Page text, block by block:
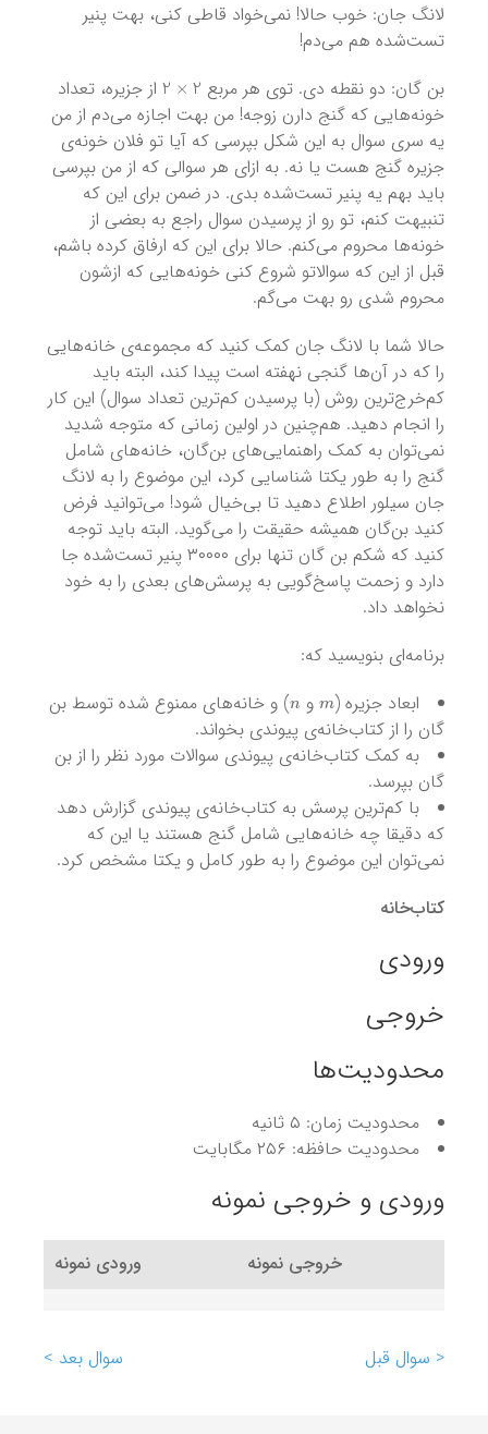
لانگ جان: خوب حالا! نمی‌خواد قاطی کنی، بهت پنیر
تست‌شده هم می‌دم!
بن گان: دو نقطه دی. توی هر مربع
2از جزیره، تعداد
خونه‌هایی که گنج دارن زوجه! من بهت اجازه می‌دم از من
یه سری سوال به این شکل بپرسی که ‌آیا تو فلان خونه‌ی
جزیره گنج هست یا نه. به ازای هر سوالی که از من بپرسی
باید بهم یه پنیر تست‌شده بدی. در ضمن برای این که
تنبیهت کنم، تو رو از پرسیدن سوال راجع به بعضی از
خونه‌ها محروم می‌کنم. حالا برای این که ارفاق کرده باشم،
قبل از این که سوالاتو شروع کنی خونه‌هایی که ازشون
محروم شدی رو بهت می‌گم.
حالا شما با لانگ جان کمک کنید که مجموعه‌ی خانه‌‌هایی
را که در آن‌ها گنجی نهفته است پیدا کند، البته باید
کم‌خرج‌ترین روش (با پرسیدن کم‌ترین تعداد سوال) این کار
را انجام دهید. هم‌چنین در اولین زمانی که متوجه شدید
نمی‌توان به کمک راهنمایی‌های بن‌گان، خانه‌های شامل
گنج را به طور یکتا شناسایی کرد، این موضوع را به لانگ‌
جان سیلور اطلاع دهید تا بی‌خیال شود! می‌توانید فرض
کنید بن‌گان همیشه حقیقت را می‌گوید. البته باید توجه
کنید که شکم بن‌ گان تنها برای ۳۰۰۰۰ پنیر تست‌شده جا
دارد و زحمت پاسخ‌گویی به پرسش‌های بعدی را به خود
نخواهد داد.
برنامه‌ای بنویسید که:
ابعاد جزیره (
و
) و خانه‌های ممنوع شده توسط بن
گان را از کتاب‌خانه‌ی پیوندی بخواند.
به کمک کتاب‌خانه‌ی پیوندی سوالات مورد نظر را از بن
گان بپرسد.
با کم‌ترین پرسش به کتا‌ب‌خانه‌ی پیوندی گزارش دهد
که دقیقا چه خانه‌هایی شامل گنج هستند یا این که
نمی‌توان این موضوع را به طور کامل و یکتا مشخص کرد.
کتاب‌خانه
ورودی
خروجی
محدودیت‌ها
محدودیت زمان: ۵ ثانیه
محدودیت حافظه: ۲۵۶ مگابایت
ورودی و خروجی نمونه
ورودی نمونه خروجی نمونه
< سوال قبل سوال بعد >